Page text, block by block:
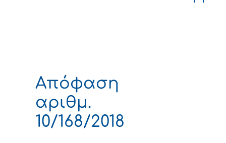
Απόφαση
αριθμ.
10/168/2018